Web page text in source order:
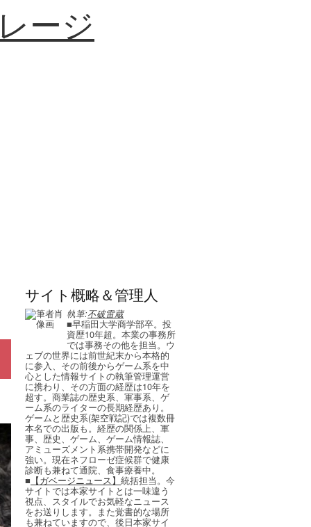
ージ
サイト概略＆管理人
執筆:不破雷蔵
■早稲田大学商学部卒。投
資歴10年超。本業の事務所
では事務その他を担当。ウ
ェブの世界には前世紀末から本格的
に参入、その前後からゲーム系を中
心とした情報サイトの執筆管理運営
に携わり、その方面の経歴は10年を
超す。商業誌の歴史系、軍事系、ゲ
ーム系のライターの長期経歴あり。
ゲームと歴史系(架空戦記)では複数冊
本名での出版も。経歴の関係上、軍
事、歴史、ゲーム、ゲーム情報誌、
アミューズメント系携帯開発などに
強い。現在ネフローゼ症候群で健康
診断も兼ねて通院、食事療養中。
■ 【ガベージニュース】 統括担当。今
サイトでは本家サイトとは一味違う
視点、スタイルでお気軽なニュース
をお送りします。また覚書的な場所
も兼ねていますので、後日本家サイ